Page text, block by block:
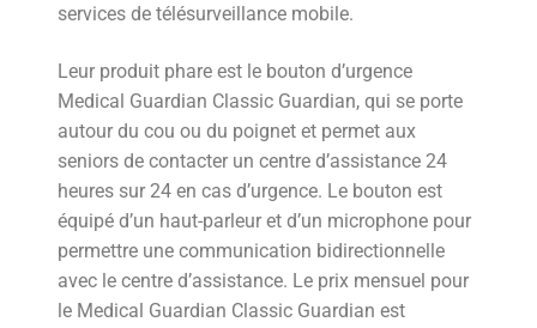
services de télésurveillance mobile.
Leur produit phare est le bouton d’urgence
Medical Guardian Classic Guardian, qui se porte
autour du cou ou du poignet et permet aux
seniors de contacter un centre d’assistance 24
heures sur 24 en cas d’urgence. Le bouton est
équipé d’un haut-parleur et d’un microphone pour
permettre une communication bidirectionnelle
avec le centre d’assistance. Le prix mensuel pour
le Medical Guardian Classic Guardian est